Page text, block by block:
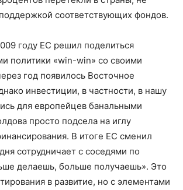
соответствующих фондов.
году ЕС решил поделиться
политики «win-win» со своими
год появилось Восточное
инвестиции, в частности, в нашу
для европейцев банальными
просто подсела на иглу
В итоге ЕС сменил
сотрудничает с соседями по
делаешь, больше получаешь». Это
в развитие, но с элементами